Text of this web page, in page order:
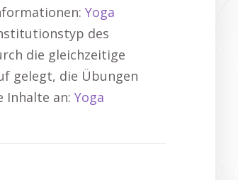
Yoga
des
die gleichzeitige
gelegt, die Übungen
Inhalte an: Yoga